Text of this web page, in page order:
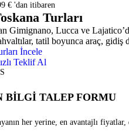
€ 'dan itibaren
Turları
Gimignano, Lucca ve
tatil boyunca araç,
İncele
Teklif Al
BİLGİ TALEP FORMU
her yerine, en avantajlı